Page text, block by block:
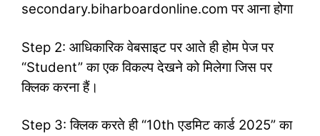
secondary.biharboardonline.com पर आना होगा
Step 2: आधिकारिक वेबसाइट पर आते ही होम पेज पर
“Student” का एक विकल्प देखने को मिलेगा जिस पर
क्लिक करना हैं।
Step 3: क्लिक करते ही “10th एडमिट कार्ड 2025” का